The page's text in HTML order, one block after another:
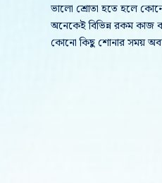
ভালো শ্রোতা হতে হলে
অনেকেই বিভিন্ন রকম কাজ
কোনো কিছু শোনার সময়